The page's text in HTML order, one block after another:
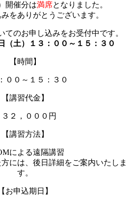
開催分は満席となりました。
をありがとうございます。
てのお申し込みをお受付中です。
（土）１３：００～１５：３０
【時間】
００～１５：３０
【講習代金】
３２，０００円
【講習方法】
による遠隔講習
には、後日詳細をご案内いたしま
す。
【お申込期日】